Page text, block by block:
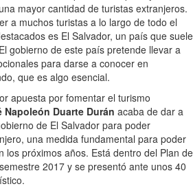
mayor cantidad de turistas extranjeros.
a muchos turistas a lo largo de todo el
es El Salvador, un país que suele
gobierno de este país pretende llevar a
para darse a conocer en
que es algo esencial.
apuesta por fomentar el turismo
Napoleón Duarte Durán acaba de dar a
de El Salvador para poder
una medida fundamental para poder
los próximos años. Está dentro del Plan de
2017 y se presentó ante unos 40